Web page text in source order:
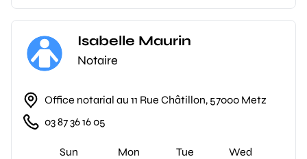
Isabelle Maurin
Notaire
Office notarial au 11 Rue Châtillon, 57000 Metz
03 87 36 16 05
Sun
Mon
Tue
Wed